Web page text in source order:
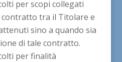
per scopi collegati
contratto tra il Titolare e
sino a quando sia
di tale contratto.
per finalità